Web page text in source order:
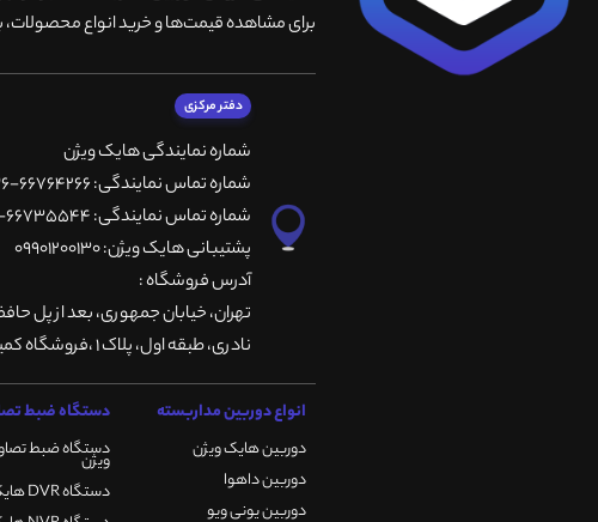
برای مشاهده قیمت‌ها و خرید انواع محصولات،
دفتر مرکزی
شماره نمایندگی هایک ویژن
شماره تماس نمایندگی: 66764266-66764236-66764257
شماره تماس نمایندگی: 66735544-66739116-66739127
پشتیبانی هایک ویژن: 09901200130
آدرس فروشگاه :
تهران، خيابان جمهوری، بعد از پل
نادری، طبقه اول، پلاک 1 ،فروشگاه کمیران
انواع دوربین مداربسته
دوربین هایک ویژن
دوربین داهوا
دوربین یونی ویو
دستگاه ضبط
دستگاه ضبط
ویژن
دستگاه DVR هایک ویژن